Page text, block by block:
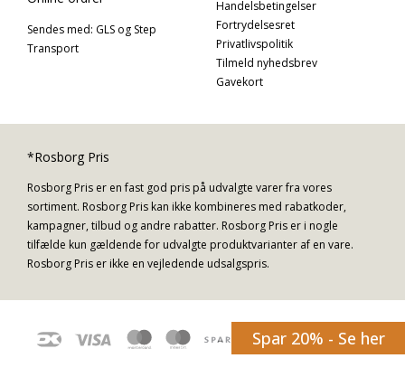
Sendes med: GLS og Step
Transport
Handelsbetingelser
Fortrydelsesret
Privatlivspolitik
Tilmeld nyhedsbrev
Gavekort
*Rosborg Pris
Rosborg Pris er en fast god pris på udvalgte varer fra vores
sortiment. Rosborg Pris kan ikke kombineres med rabatkoder,
kampagner, tilbud og andre rabatter. Rosborg Pris er i nogle
tilfælde kun gældende for udvalgte produktvarianter af en vare.
Rosborg Pris er ikke en vejledende udsalgspris.
Spar 20% - Se her